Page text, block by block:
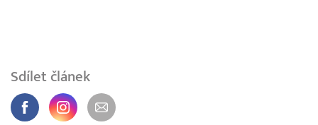
Sdílet článek